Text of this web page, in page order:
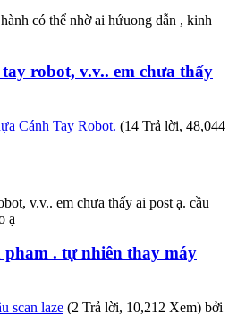
có thể nhờ ai hứuong dẫn , kinh
robot, v.v.. em chưa thấy
Cánh Tay Robot. (14 Trả lời, 48,044
v.v.. em chưa thấy ai post ạ. cầu
ạ
pham . tự nhiên thay máy
scan laze (2 Trả lời, 10,212 Xem) bởi